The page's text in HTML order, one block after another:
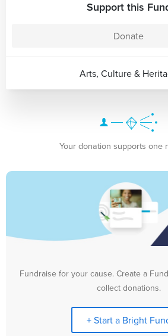
Support this
Donate
Arts, Culture &
Your donation supports one
Fundraise for your cause. Create a
collect donations.
+ Start a Bright